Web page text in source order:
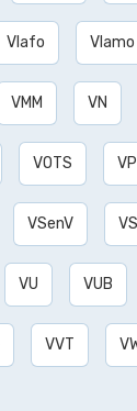
Vlafo Vlamo
VMM VN
VOTS
VSenV
VU VUB
VVT